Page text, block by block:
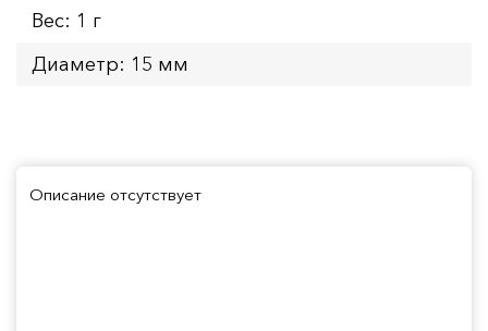
Вес: 1 г
Диаметр: 15 мм
Описание отсутствует